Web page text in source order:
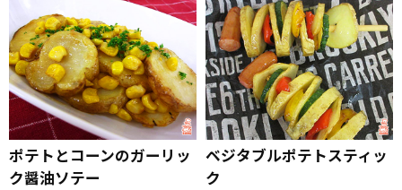
ポテトとコーンのガーリッ
ク醤油ソテー
ベジタブルポテトスティッ
ク